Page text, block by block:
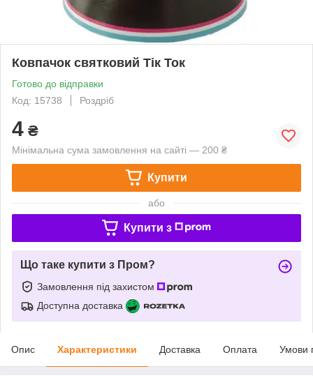
Ковпачок святковий Тік Ток
Готово до відправки
Код: 15738
Роздріб
4 ₴
Мінімальна сума замовлення на сайті — 200 ₴
Купити
або
Купити з
Що таке купити з Пром?
Замовлення під захистом
Доступна доставка
Опис Характеристики Доставка Оплата Умови